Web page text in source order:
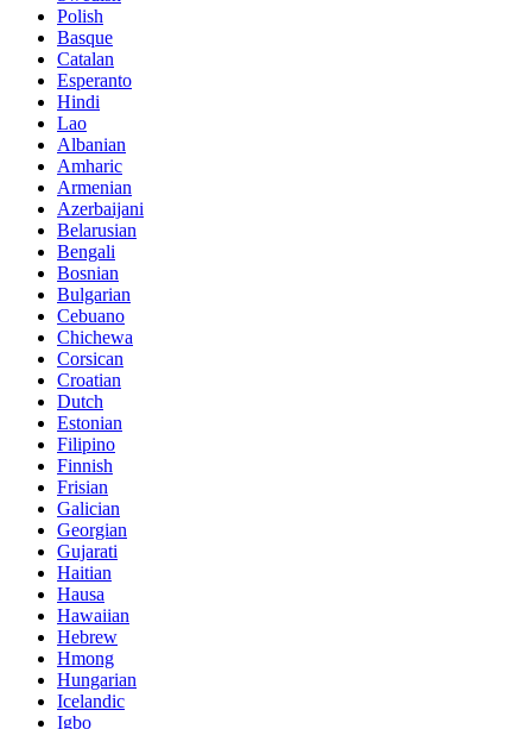
Polish
Basque
Catalan
Esperanto
Hindi
Lao
Albanian
Amharic
Armenian
Azerbaijani
Belarusian
Bengali
Bosnian
Bulgarian
Cebuano
Chichewa
Corsican
Croatian
Dutch
Estonian
Filipino
Finnish
Frisian
Galician
Georgian
Gujarati
Haitian
Hausa
Hawaiian
Hebrew
Hmong
Hungarian
Icelandic
Igbo